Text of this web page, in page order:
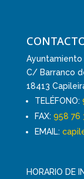
C/ Barranco
18413
TELÉFONO:
FAX: 958 76
EMAIL:
HORARIO DE